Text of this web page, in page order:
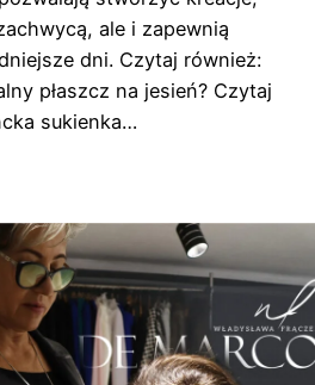
ale i zapewnią
dni. Czytaj również:
płaszcz na jesień? Czytaj
sukienka…